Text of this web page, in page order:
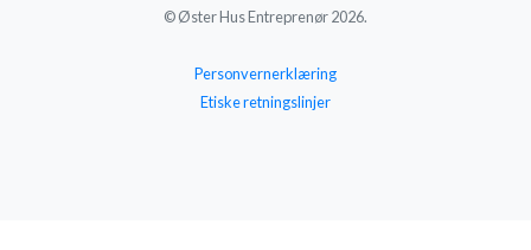
© Øster Hus Entreprenør 2026.
Personvernerklæring
Etiske retningslinjer